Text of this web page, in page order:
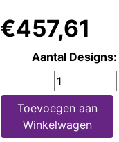
€457,61
Aantal Designs:
Toevoegen aan
Winkelwagen